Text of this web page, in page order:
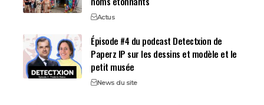
Actus
Épisode #4 du podcast Detectxion de
Paperz IP sur les dessins et modèle et le
petit musée
News du site